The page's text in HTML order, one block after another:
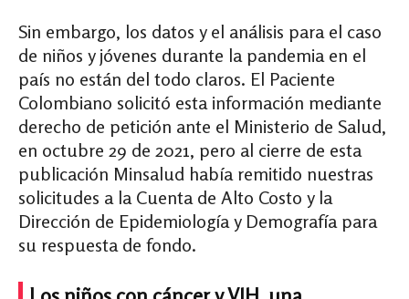
Sin embargo, los datos y el análisis para el caso
de niños y jóvenes durante la pandemia en el
país no están del todo claros. El Paciente
Colombiano solicitó esta información mediante
derecho de petición ante el Ministerio de Salud,
en octubre 29 de 2021, pero al cierre de esta
publicación Minsalud había remitido nuestras
solicitudes a la Cuenta de Alto Costo y la
Dirección de Epidemiología y Demografía para
su respuesta de fondo.